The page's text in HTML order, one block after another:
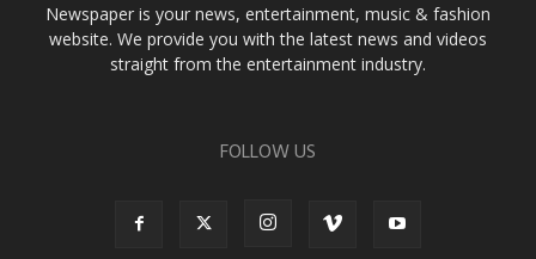
Newspaper is your news, entertainment, music & fashion
website. We provide you with the latest news and videos
straight from the entertainment industry.
FOLLOW US